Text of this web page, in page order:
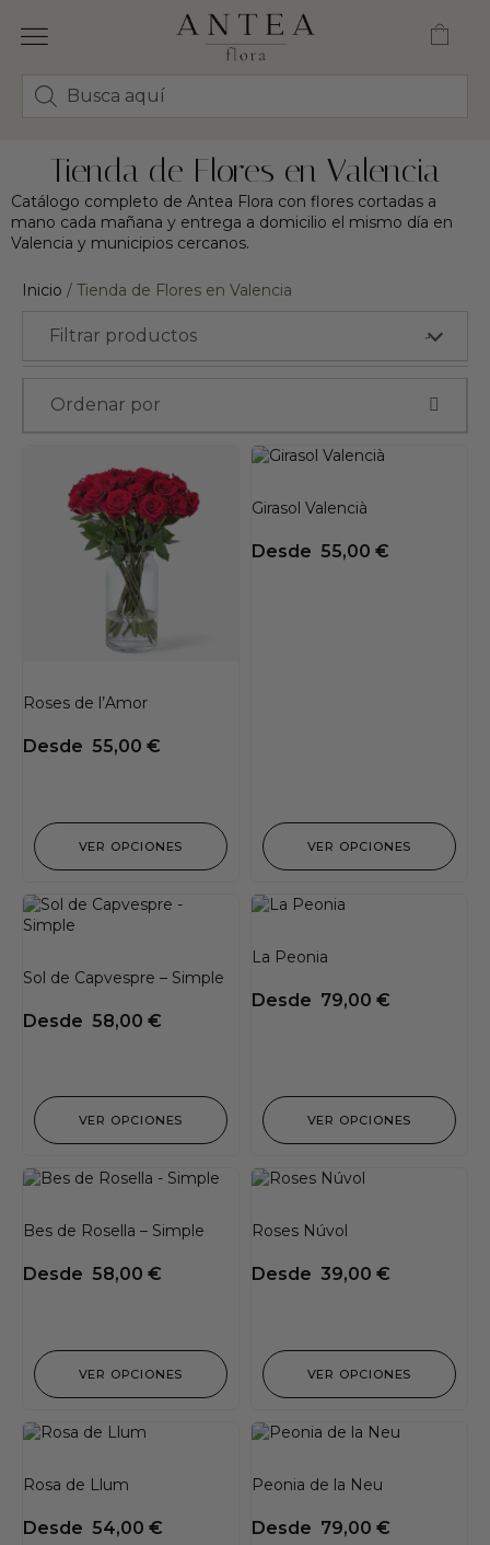
Tienda de Flores en Valencia
Catálogo completo de Antea Flora con flores cortadas a
mano cada mañana y entrega a domicilio el mismo día en
Valencia y municipios cercanos.
Inicio / Tienda de Flores en Valencia
Filtrar productos ›
Ordenar por
Roses de l’Amor
Desde 55,00 €
VER OPCIONES
Girasol Valencià
Desde 55,00 €
VER OPCIONES
Sol de Capvespre – Simple
Desde 58,00 €
VER OPCIONES
La Peonia
Desde 79,00 €
VER OPCIONES
Bes de Rosella – Simple
Desde 58,00 €
VER OPCIONES
Roses Núvol
Desde 39,00 €
VER OPCIONES
Rosa de Llum
Desde 54,00 €
Peonia de la Neu
Desde 79,00 €